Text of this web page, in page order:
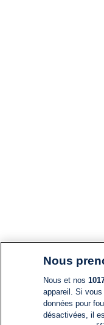
Nous
Nous et nos
appareil. Si
données pour
désactivées, il